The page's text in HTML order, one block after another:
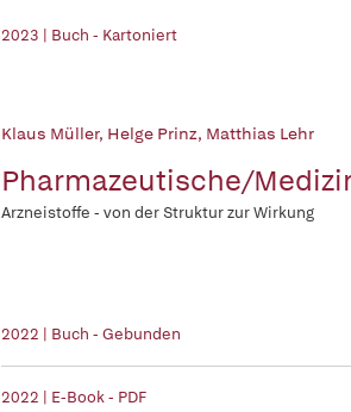
2023 | Buch - Kartoniert
Klaus Müller, Helge Prinz, Matthias Lehr
Pharmazeutische/
Arzneistoffe - von der Struktur zur Wirkung
2022 | Buch - Gebunden
2022 | E-Book - PDF